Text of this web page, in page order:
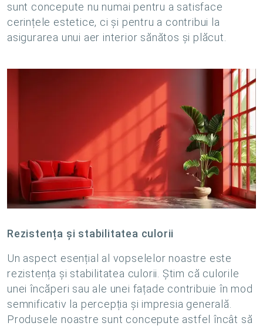
sunt concepute nu numai pentru a satisface
cerințele estetice, ci și pentru a contribui la
asigurarea unui aer interior sănătos și plăcut.
Rezistența și stabilitatea culorii
Un aspect esențial al vopselelor noastre este
rezistența și stabilitatea culorii. Știm că culorile
unei încăperi sau ale unei fațade contribuie în mod
semnificativ la percepția și impresia generală.
Produsele noastre sunt concepute astfel încât să